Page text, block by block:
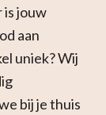
jouw
aan
uniek? Wij
bij je thuis